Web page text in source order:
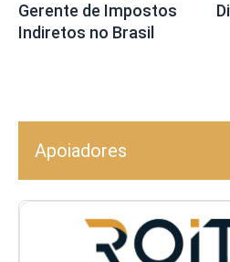
Gerente de Impostos
Indiretos no Brasil
Apoiadores